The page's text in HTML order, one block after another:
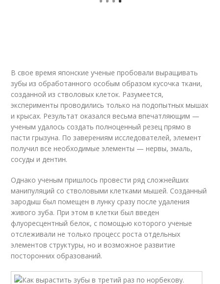
В свое время японские ученые пробовали выращивать
зубы из обработанного особым образом кусочка ткани,
созданной из стволовых клеток. Разумеется,
эксперименты проводились только на подопытных мышах
и крысах. Результат оказался весьма впечатляющим —
ученым удалось создать полноценный резец прямо в
пасти грызуна. По заверениям исследователей, элемент
получил все необходимые элементы — нервы, эмаль,
сосуды и дентин.
Однако ученым пришлось провести ряд сложнейших
манипуляций со стволовыми клетками мышей. Созданный
зародыш был помещен в лунку сразу после удаления
живого зуба. При этом в клетки был введен
флуоресцентный белок, с помощью которого ученые
отслеживали не только процесс роста отдельных
элементов структуры, но и возможное развитие
посторонних образований.